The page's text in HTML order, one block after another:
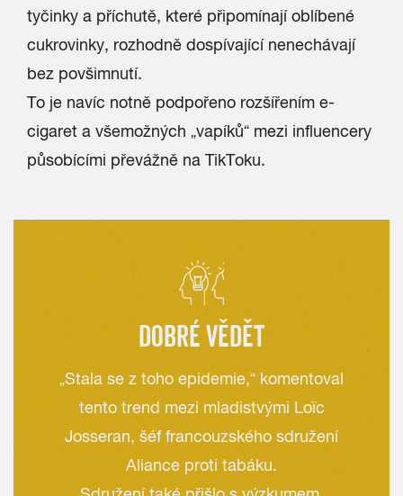
tyčinky a příchutě, které připomínají oblíbené
cukrovinky, rozhodně dospívající nenechávají
bez povšimnutí.
To je navíc notně podpořeno rozšířením e-
cigaret a všemožných „vapíků“ mezi influencery
působícími převážně na TikToku.
DOBRÉ VĚDĚT
„Stala se z toho epidemie,“ komentoval
tento trend mezi mladistvými Loïc
Josseran, šéf francouzského sdružení
Aliance proti tabáku.